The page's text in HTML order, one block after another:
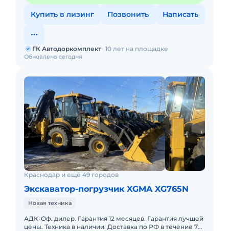
Купить в лизинг Позвонить Написать
Обновлено сегодня
ГК Автодоркомплект 10 лет на площадке
Краснодар и ещё 49 городов
Экскаватор-погрузчик XGMA XG765N
Новая техника
АДК-Оф. дилер. Гарантия 12 месяцев. Гарантия лучшей
цены. Техника в наличии. Доставка по РФ в течение 7